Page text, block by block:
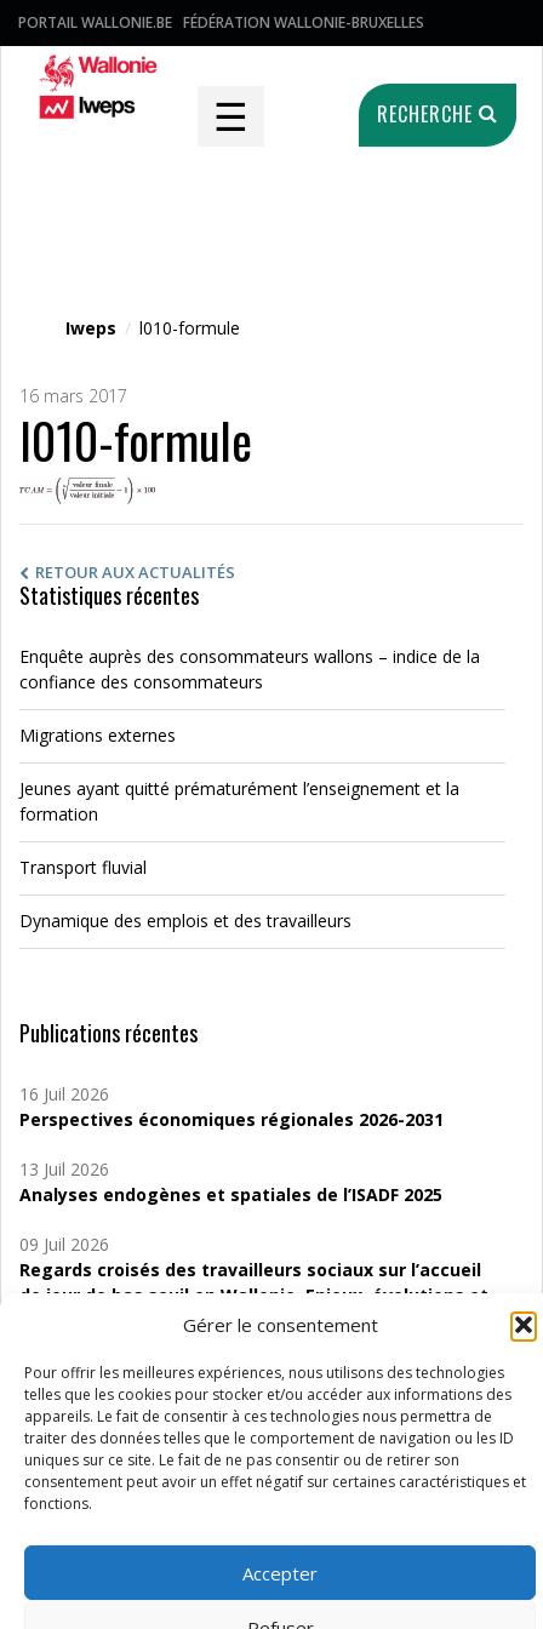
Gérer le consentement
Pour offrir les meilleures expériences, nous utilisons des technologies
telles que les cookies pour stocker et/ou accéder aux informations des
appareils. Le fait de consentir à ces technologies nous permettra de
traiter des données telles que le comportement de navigation ou les ID
uniques sur ce site. Le fait de ne pas consentir ou de retirer son
consentement peut avoir un effet négatif sur certaines caractéristiques et
fonctions.
Accepter
PORTAIL WALLONIE.BE FÉDÉRATION WALLONIE-BRUXELLES
☰ RECHERCHE
Iweps / l010-formule
16 mars 2017
l010-formule
RETOUR AUX ACTUALITÉS
Statistiques récentes
Enquête auprès des consommateurs wallons – indice de la
confiance des consommateurs
Migrations externes
Jeunes ayant quitté prématurément l’enseignement et la
formation
Transport fluvial
Dynamique des emplois et des travailleurs
Publications récentes
16 Juil 2026
Perspectives économiques régionales 2026-2031
13 Juil 2026
Analyses endogènes et spatiales de l’ISADF 2025
09 Juil 2026
Regards croisés des travailleurs sociaux sur l’accueil
de jour de bas seuil en Wallonie. Enjeux, évolutions et
06 Juil 2026
Étude d’évaluabilité des Structures
d’accompagnement à l’autocréation d’emploi (SAACE)
01 Juil 2026
Pénurie du personnel infirmier :quels indicateurs
Wallonie ?